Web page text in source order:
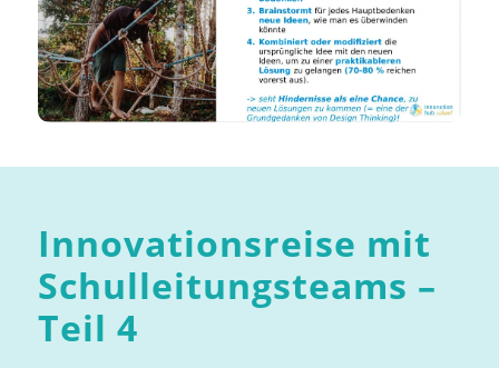
Innovationsreise mit
Schulleitungsteams –
Teil 4